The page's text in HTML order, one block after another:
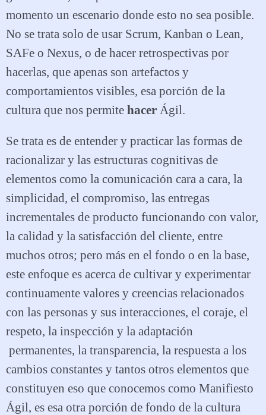
momento un escenario donde esto no sea posible.
No se trata solo de usar Scrum, Kanban o Lean,
SAFe o Nexus, o de hacer retrospectivas por
hacerlas, que apenas son artefactos y
comportamientos visibles, esa porción de la
cultura que nos permite hacer Ágil.
Se trata es de entender y practicar las formas de
racionalizar y las estructuras cognitivas de
elementos como la comunicación cara a cara, la
simplicidad, el compromiso, las entregas
incrementales de producto funcionando con valor,
la calidad y la satisfacción del cliente, entre
muchos otros; pero más en el fondo o en la base,
este enfoque es acerca de cultivar y experimentar
continuamente valores y creencias relacionados
con las personas y sus interacciones, el coraje, el
respeto, la inspección y la adaptación
permanentes, la transparencia, la respuesta a los
cambios constantes y tantos otros elementos que
constituyen eso que conocemos como Manifiesto
Ágil, es esa otra porción de fondo de la cultura